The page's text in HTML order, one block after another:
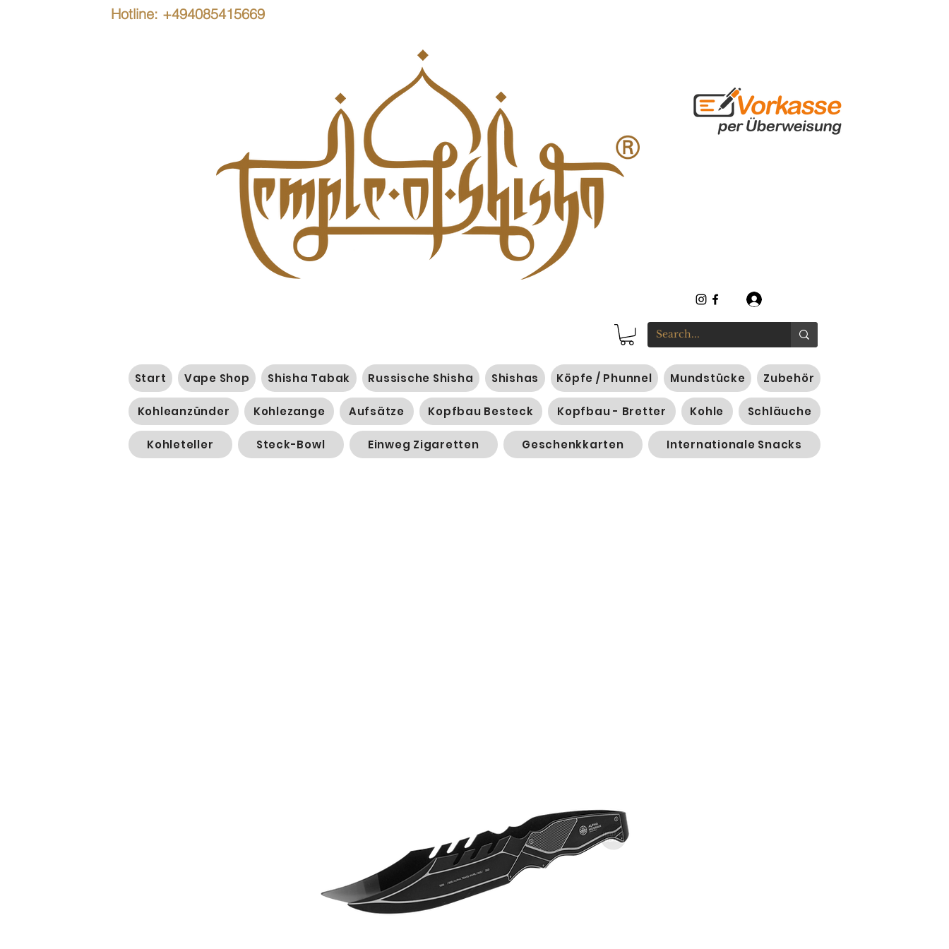
Hotline: +494085415669
Start Vape Shop Shisha Tabak Russische Shisha Shishas Köpfe / Phunnel Mundstücke Zubehör
Kohleanzünder Kohlezange Aufsätze Kopfbau Besteck Kopfbau - Bretter Kohle Schläuche
Kohleteller Steck-Bowl Einweg Zigaretten Geschenkkarten Internationale Snacks